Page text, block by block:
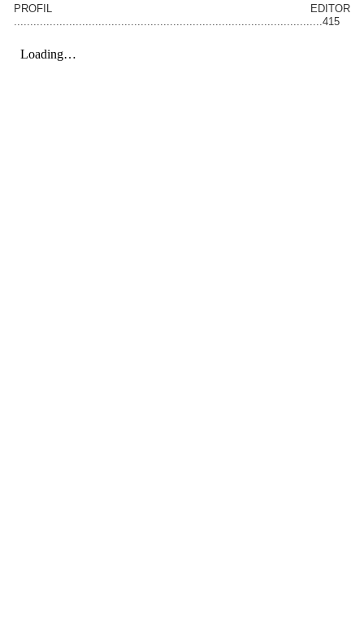
PROFIL EDITOR
...............................................................................................415